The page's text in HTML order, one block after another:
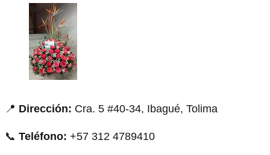
📍 Dirección: Cra. 5 #40-34, Ibagué, Tolima
📞 Teléfono: +57 312 4789410